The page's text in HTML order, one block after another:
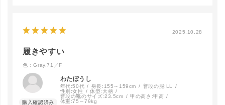
2025.10.28
履きやすい
色：Gray.71／F
わたぼうし
年代:50代 身長: 155～159cm 普段の服: LL
性別:女性 体型: 大柄
普段の靴のサイズ:23.5cm 甲の高さ:甲高
体重:75～79kg